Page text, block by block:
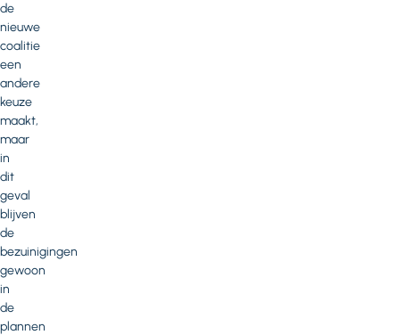
de
nieuwe
coalitie
een
andere
keuze
maakt,
maar
in
dit
geval
blijven
de
bezuinigingen
gewoon
in
de
plannen